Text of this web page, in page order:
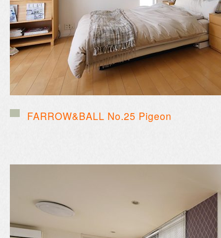
FARROW&BALL No.25 Pigeon